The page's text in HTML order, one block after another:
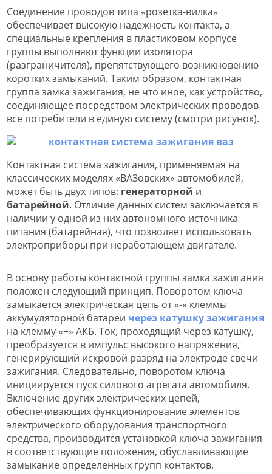
Соединение проводов типа «розетка-вилка»
обеспечивает высокую надежность контакта, а
специальные крепления в пластиковом корпусе
группы выполняют функции изолятора
(разграничителя), препятствующего возникновению
коротких замыканий. Таким образом, контактная
группа замка зажигания, не что иное, как устройство,
соединяющее посредством электрических проводов
все потребители в единую систему (смотри рисунок).
Контактная система зажигания, применяемая на
классических моделях «ВАЗовских» автомобилей,
может быть двух типов: генераторной и
батарейной. Отличие данных систем заключается в
наличии у одной из них автономного источника
питания (батарейная), что позволяет использовать
электроприборы при неработающем двигателе.
В основу работы контактной группы замка зажигания
положен следующий принцип. Поворотом ключа
замыкается электрическая цепь от «-» клеммы
аккумуляторной батареи через катушку зажигания
на клемму «+» АКБ. Ток, проходящий через катушку,
преобразуется в импульс высокого напряжения,
генерирующий искровой разряд на электроде свечи
зажигания. Следовательно, поворотом ключа
инициируется пуск силового агрегата автомобиля.
Включение других электрических цепей,
обеспечивающих функционирование элементов
электрического оборудования транспортного
средства, производится установкой ключа зажигания
в соответствующие положения, обуславливающие
замыкание определенных групп контактов.